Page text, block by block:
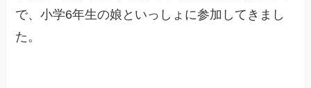
で、小学6年生の娘といっしょに参加してきまし
た。